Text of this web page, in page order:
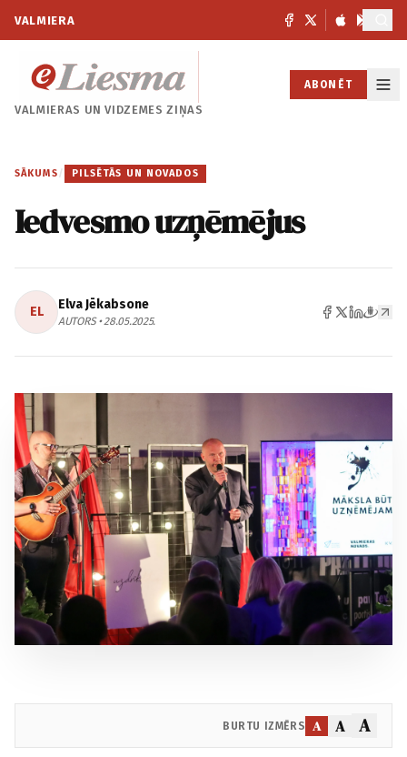
VALMIERA
VALMIERAS UNVIDZEMES ZIŅAS
ABONĒT
SĀKUMS / PILSĒTĀS UN NOVADOS
Iedvesmo uzņēmējus
EL Elva Jēkabsone
AUTORS • 28.05.2025.
BURTU IZMĒRS A A A